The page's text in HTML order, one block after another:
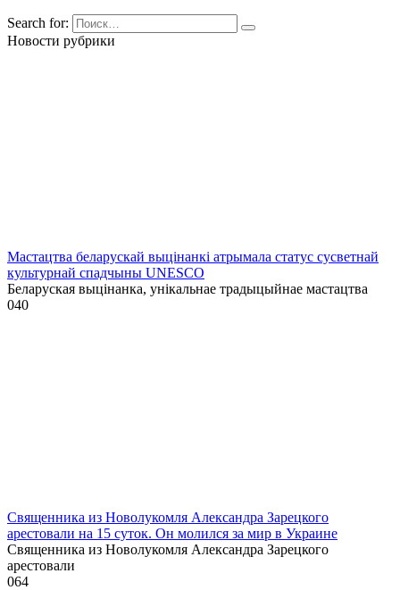
Search for:
Новости рубрики
Мастацтва беларускай выцінанкі атрымала статус сусветнай
культурнай спадчыны UNESCO
Беларуская выцінанка, унікальнае традыцыйнае мастацтва
040
Священника из Новолукомля Александра Зарецкого
арестовали на 15 суток. Он молился за мир в Украине
Священника из Новолукомля Александра Зарецкого
арестовали
064